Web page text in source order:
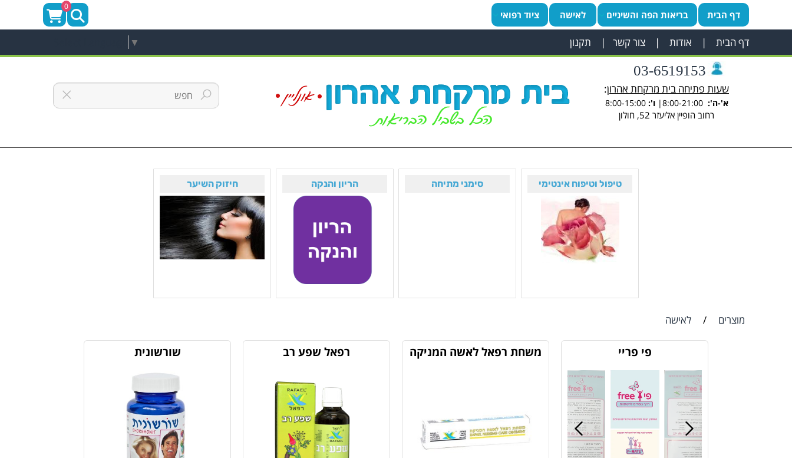
דף הבית | אודות | צור קשר | תקנון ▼
03-6519153
שעות פתיחה בית מרקחת אהרון:
א'-ה':8:00-21:00| ו':8:00-15:00
רחוב הופיין אליעזר 52, חולון
0
דף הבית בריאות הפה והשיניים לאישה ציוד רפואי
טיפול וטיפוח אינטימי סימני מתיחה הריון והנקה חיזוק השיער
מוצרים / לאישה
פי פריי משחת רפאל לאשה המניקה רפאל שפע רב שורשונית